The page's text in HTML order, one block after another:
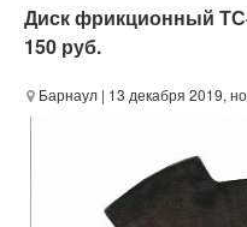
Диск фрикционный
150 руб.
Барнаул | 13 декабря 2019,